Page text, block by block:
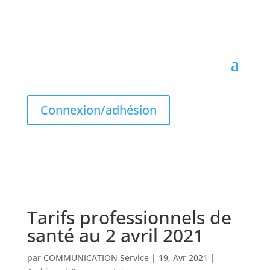
Connexion/adhésion
Tarifs professionnels de
santé au 2 avril 2021
par COMMUNICATION Service| 19, Avr 2021 |